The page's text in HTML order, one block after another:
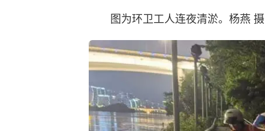
图为环卫工人连夜清淤。杨燕 摄